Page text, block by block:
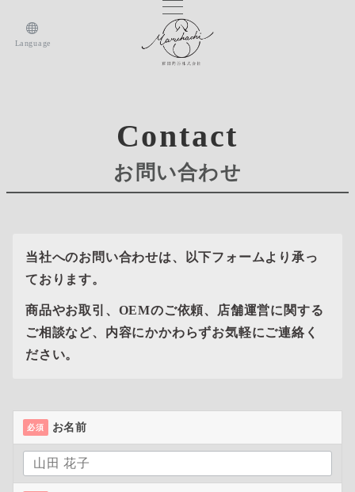
Language
Contact
お問い合わせ
当社へのお問い合わせは、以下フォームより承っ
ております。
商品やお取引、OEMのご依頼、店舗運営に関する
ご相談など、内容にかかわらずお気軽にご連絡く
ださい。
必須 お名前